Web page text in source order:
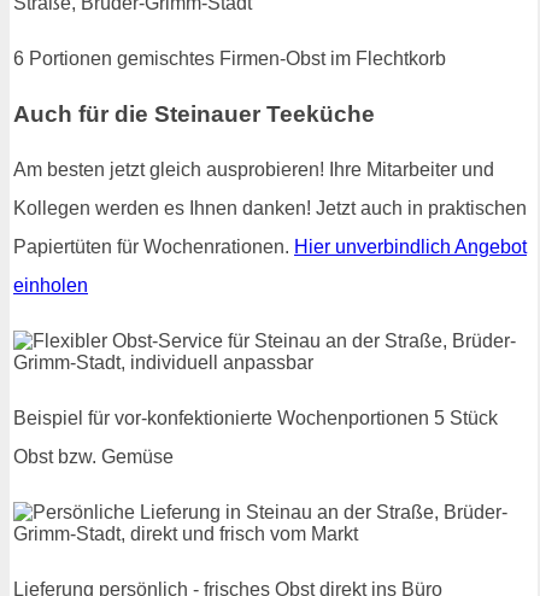
6 Portionen gemischtes Firmen-Obst im Flechtkorb
Auch für die Steinauer Teeküche
Am besten jetzt gleich ausprobieren! Ihre Mitarbeiter und
Kollegen werden es Ihnen danken! Jetzt auch in praktischen
Papiertüten für Wochenrationen. Hier unverbindlich Angebot
einholen
Beispiel für vor-konfektionierte Wochenportionen 5 Stück
Obst bzw. Gemüse
Lieferung persönlich - frisches Obst direkt ins Büro